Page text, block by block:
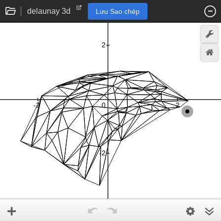
delaunay 3d Lưu Sao chép